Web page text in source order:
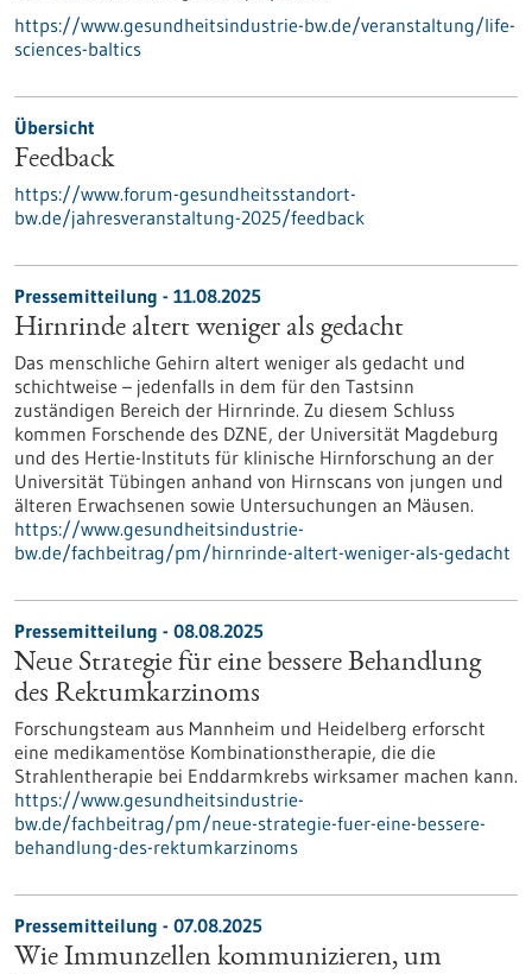
https://www.gesundheitsindustrie-bw.de/veranstaltung/life-
sciences-baltics
Übersicht
Feedback
https://www.forum-gesundheitsstandort-
bw.de/jahresveranstaltung-2025/feedback
Pressemitteilung - 11.08.2025
Hirnrinde altert weniger als gedacht
Das menschliche Gehirn altert weniger als gedacht und
schichtweise – jedenfalls in dem für den Tastsinn
zuständigen Bereich der Hirnrinde. Zu diesem Schluss
kommen Forschende des DZNE, der Universität Magdeburg
und des Hertie-Instituts für klinische Hirnforschung an der
Universität Tübingen anhand von Hirnscans von jungen und
älteren Erwachsenen sowie Untersuchungen an Mäusen.
https://www.gesundheitsindustrie-
bw.de/fachbeitrag/pm/hirnrinde-altert-weniger-als-gedacht
Pressemitteilung - 08.08.2025
Neue Strategie für eine bessere Behandlung
des Rektumkarzinoms
Forschungsteam aus Mannheim und Heidelberg erforscht
eine medikamentöse Kombinationstherapie, die die
Strahlentherapie bei Enddarmkrebs wirksamer machen kann.
https://www.gesundheitsindustrie-
bw.de/fachbeitrag/pm/neue-strategie-fuer-eine-bessere-
behandlung-des-rektumkarzinoms
Pressemitteilung - 07.08.2025
Wie Immunzellen kommunizieren, um